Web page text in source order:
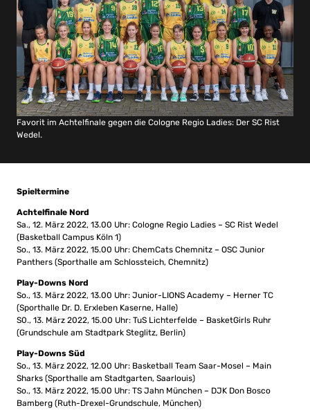
Favorit im Achtelfinale gegen die Cologne Regio Ladies: Der SC Rist
Wedel.
Spieltermine
Achtelfinale Nord
Sa., 12. März 2022, 13.00 Uhr: Cologne Regio Ladies – SC Rist Wedel
(Basketball Campus Köln 1)
So., 13. März 2022, 15.00 Uhr: ChemCats Chemnitz – OSC Junior
Panthers (Sporthalle am Schlossteich, Chemnitz)
Play-Downs Nord
So., 13. März 2022, 13.00 Uhr: Junior-LIONS Academy – Herner TC
(Sporthalle Dr. D. Erxleben Kaserne, Halle)
S0., 13. März 2022, 15.00 Uhr: TuS Lichterfelde – BasketGirls Ruhr
(Grundschule am Stadtpark Steglitz, Berlin)
Play-Downs Süd
So., 13. März 2022, 12.00 Uhr: Basketball Team Saar-Mosel – Main
Sharks (Sporthalle am Stadtgarten, Saarlouis)
So., 13. März 2022, 15.00 Uhr: TS Jahn München – DJK Don Bosco
Bamberg (Ruth-Drexel-Grundschule, München)